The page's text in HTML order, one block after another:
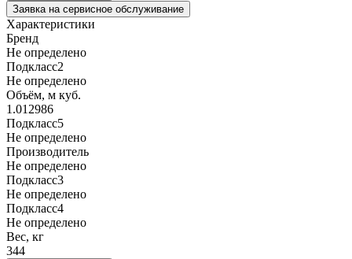
Заявка на сервисное обслуживание
Характеристики
Бренд
Не определено
Подкласс2
Не определено
Объём, м куб.
1.012986
Подкласс5
Не определено
Производитель
Не определено
Подкласс3
Не определено
Подкласс4
Не определено
Вес, кг
344